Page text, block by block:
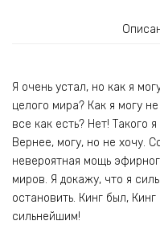
Я очень устал, но как я
целого мира? Как я могу
все как есть? Нет! Такого
Вернее, могу, но не хочу.
невероятная мощь
миров. Я докажу, что я
остановить. Кинг был,
сильнейшим!